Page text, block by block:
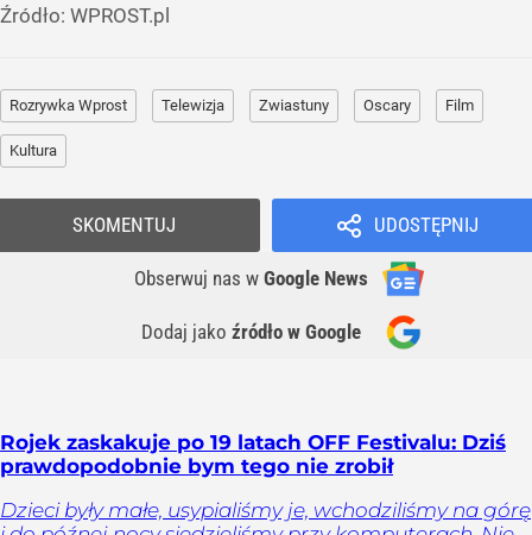
Źródło: WPROST.pl
Rozrywka Wprost Telewizja Zwiastuny Oscary Film
Kultura
UDOSTĘPNIJ
Obserwuj nas w Google News
Dodaj jako źródło w Google
SKOMENTUJ
Rojek zaskakuje po 19 latach OFF Festivalu: Dziś
prawdopodobnie bym tego nie zrobił
Dzieci były małe, usypialiśmy je, wchodziliśmy na górę